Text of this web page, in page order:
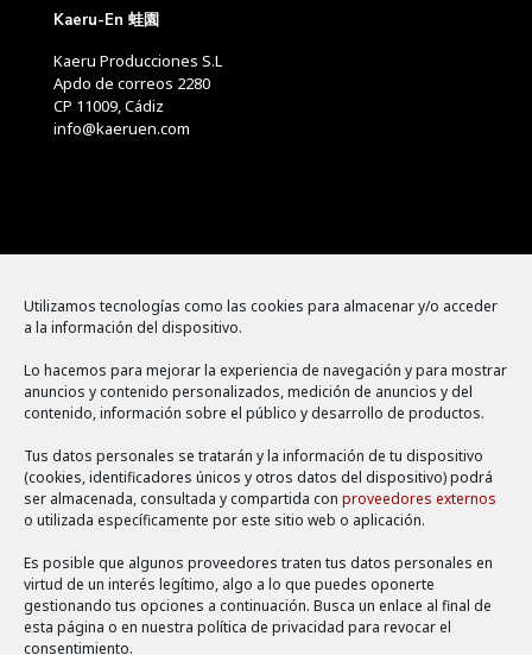
Utilizamos tecnologías como las cookies para almacenar y/o acceder
a la información del dispositivo.
Lo hacemos para mejorar la experiencia de navegación y para mostrar
anuncios y contenido personalizados, medición de anuncios y del
contenido, información sobre el público y desarrollo de productos.
Tus datos personales se tratarán y la información de tu dispositivo
(cookies, identificadores únicos y otros datos del dispositivo) podrá
ser almacenada, consultada y compartida con proveedores externos
o utilizada específicamente por este sitio web o aplicación.
Es posible que algunos proveedores traten tus datos personales en
virtud de un interés legítimo, algo a lo que puedes oponerte
gestionando tus opciones a continuación. Busca un enlace al final de
esta página o en nuestra política de privacidad para revocar el
consentimiento.
Kaeru-En 蛙園
Kaeru Producciones S.L
Apdo de correos 2280
CP 11009, Cádiz
info@kaeruen.com
Política de cookies
Aviso legal
Política de privacidad